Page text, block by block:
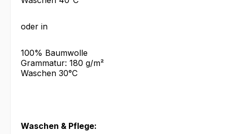
oder in
100% Baumwolle
Grammatur: 180 g/m²
Waschen 30°C
Waschen & Pflege: